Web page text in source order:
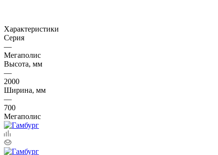
Характеристики
Серия
—
Мегаполис
Высота, мм
—
2000
Ширина, мм
—
700
Мегаполис